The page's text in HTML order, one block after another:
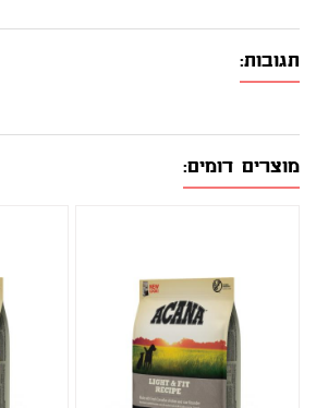
תגובות:
מוצרים דומים: